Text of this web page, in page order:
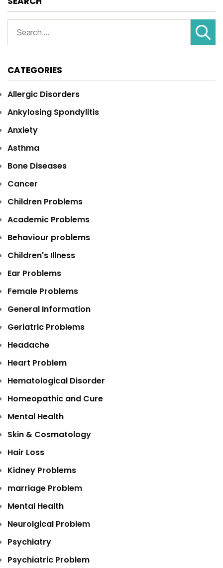
for:
CATEGORIES
Allergic Disorders
Ankylosing Spondylitis
Anxiety
Asthma
Bone Diseases
Cancer
Children Problems
Academic Problems
Behaviour problems
Children's Illness
Ear Problems
Female Problems
General Information
Geriatric Problems
Headache
Heart Problem
Hematological Disorder
Homeopathic and Cure
Mental Health
Skin & Cosmatology
Hair Loss
Kidney Problems
marriage Problem
Mental Health
Neurolgical Problem
Psychiatry
Psychiatric Problem